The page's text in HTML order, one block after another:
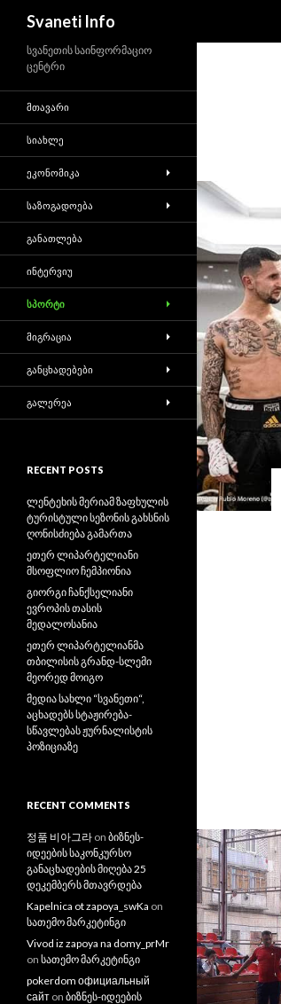
Svaneti Info
სვანეთის საინფორმაციო
ცენტრი
ᲛᲗᲐᲕᲐᲠᲘ
ᲡᲘᲐᲮᲚᲔ
ᲔᲙᲝᲜᲝᲛᲘᲙᲐ
ᲡᲐᲖᲝᲒᲐᲓᲝᲔᲑᲐ
ᲒᲐᲜᲐᲗᲚᲔᲑᲐ
ᲘᲜᲢᲔᲠᲕᲘᲣ
ᲡᲞᲝᲠᲢᲘ
ᲛᲘᲒᲠᲐᲪᲘᲐ
ᲒᲐᲜᲪᲮᲐᲓᲔᲑᲔᲑᲘ
ᲒᲐᲚᲔᲠᲔᲐ
RECENT POSTS
ლენტეხის მერიამ ზაფხულის
ტურისტული სეზონის გახსნის
ღონისძიება გამართა
ეთერ ლიპარტელიანი
მსოფლიო ჩემპიონია
გიორგი ჩანქსელიანი
ევროპის თასის
მედალოსანია
ეთერ ლიპარტელიანმა
თბილისის გრანდ-სლემი
მეორედ მოიგო
მედია სახლი “სვანეთი“,
აცხადებს სტაჟირება-
სწავლებას ჟურნალისტის
პოზიციაზე
RECENT COMMENTS
정품 비아그라 on ბიზნეს-
იდეების საკონკურსო
განაცხადების მიღება 25
დეკემბერს მთავრდება
Kapelnica ot zapoya_swKa on
სათემო მარკეტინგი
Vivod iz zapoya na domy_prMr
on სათემო მარკეტინგი
pokerdom официальный
сайт on ბიზნეს-იდეების